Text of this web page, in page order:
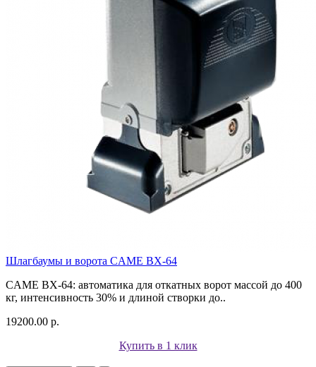
Шлагбаумы и ворота CAME BX-64
CAME BX-64: автоматика для откатных ворот массой до 400
кг, интенсивность 30% и длиной створки до..
19200.00 р.
Купить в 1 клик